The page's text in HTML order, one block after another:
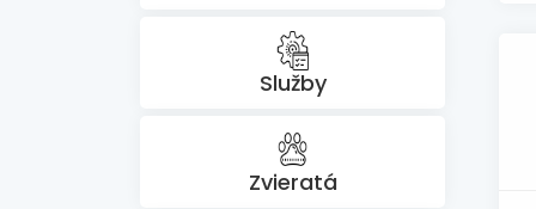
Služby
Zvieratá